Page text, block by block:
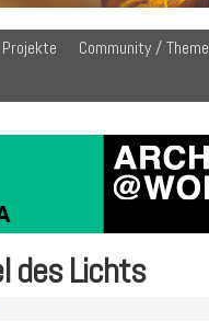
Projekte Community /
des Lichts